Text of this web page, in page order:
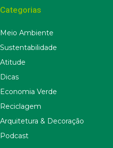
Categorias
Meio Ambiente
Sustentabilidade
Atitude
Dicas
Economia Verde
Reciclagem
Arquitetura & Decoração
Podcast